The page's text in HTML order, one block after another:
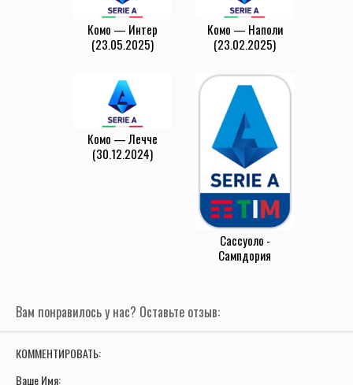
Комо — Интер
(23.05.2025)
Комо — Наполи
(23.02.2025)
Комо — Лечче
(30.12.2024)
Сассуоло -
Сампдория
Вам понравилось у нас? Оставьте отзыв:
КОММЕНТИРОВАТЬ:
Ваше Имя: